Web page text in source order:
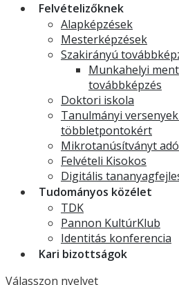
Felvételizőknek
Alapképzések
Mesterképzések
Szakirányú
Munkahelyi
továbbképzés
Doktori iskola
Tanulmányi
többletpontokért
Mikrotanúsítványt
Felvételi Kisokos
Digitális
Tudományos közélet
TDK
Pannon KultúrKlub
Identitás konferencia
Kari bizottságok
Válasszon nyelvet